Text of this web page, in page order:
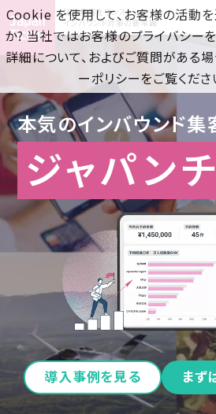
訪日集客をワンストップで！
インバウンド対策の新常識
本気のインバウンド集
ジャパン
導入事例を見る まず
Cookie を使用して、お客様の活動
か? 当社ではお客様のプライバシー
詳細について、およびご質問がある
ーポリシーをご覧くださ